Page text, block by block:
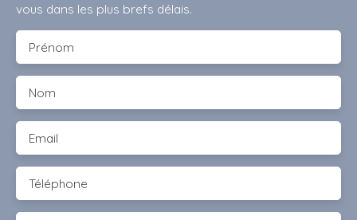
vous dans les plus brefs délais.
Prénom
Nom
Email
Téléphone